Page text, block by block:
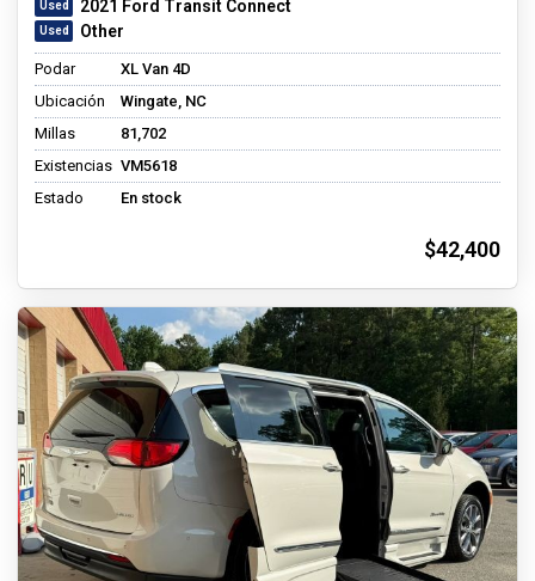
2021 Ford Transit Connect
Other
Podar
XL Van 4D
Ubicación
Wingate, NC
Millas
81,702
Existencias VM5618
Estado
En stock
$42,400